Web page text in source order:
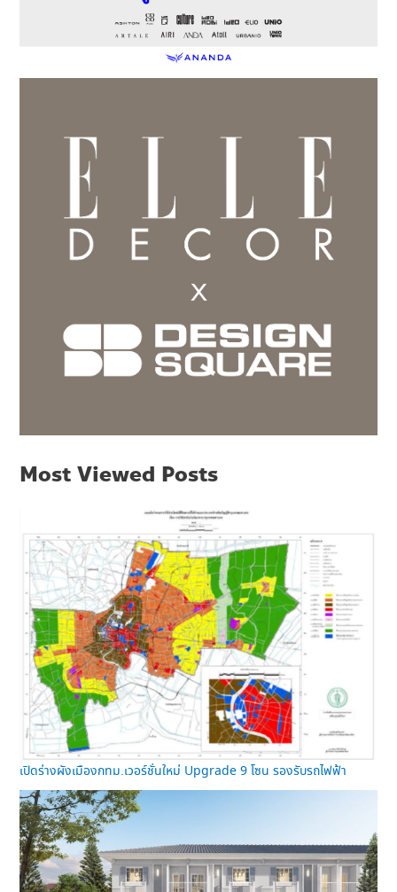
Most Viewed Posts
เปิดร่างผังเมืองกทม.เวอร์ชั่นใหม่ Upgrade 9 โซน รองรับรถไฟฟ้า